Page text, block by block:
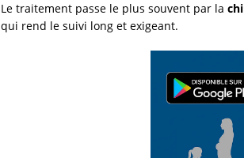
Le traitement passe le plus souvent par la
qui rend le suivi long et exigeant.